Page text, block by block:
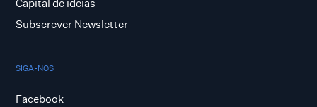
Capital de ideias
Subscrever Newsletter
SIGA-NOS
Facebook